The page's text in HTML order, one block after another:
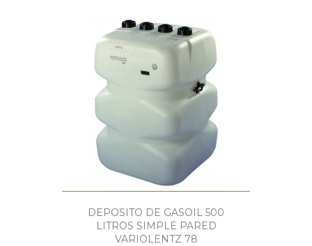
DEPOSITO DE GASOIL 500
LITROS SIMPLE PARED
VARIOLENTZ 78